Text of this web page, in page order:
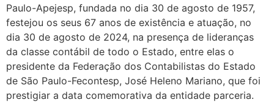
Paulo-Apejesp, fundada no dia 30 de agosto de 1957,
festejou os seus 67 anos de existência e atuação, no
dia 30 de agosto de 2024, na presença de lideranças
da classe contábil de todo o Estado, entre elas o
presidente da Federação dos Contabilistas do Estado
de São Paulo-Fecontesp, José Heleno Mariano, que foi
prestigiar a data comemorativa da entidade parceria.